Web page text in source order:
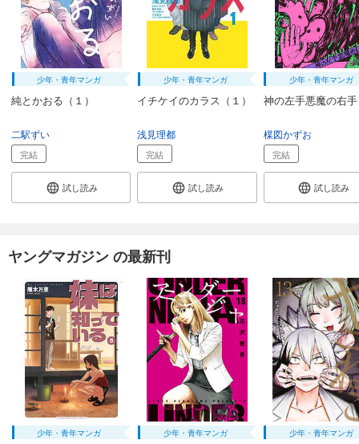
少年・青年マンガ
純とかおる（１）
二駅ずい
完結
試し読み
少年・青年マンガ
イチケイのカラス（１）
浅見理都
完結
試し読み
少年・青年マンガ
神の左手悪魔の右
楳図かずお
完結
試し読み
ヤングマガジン の最新刊
少年・青年マンガ 少年・青年マンガ 少年・青年マンガ